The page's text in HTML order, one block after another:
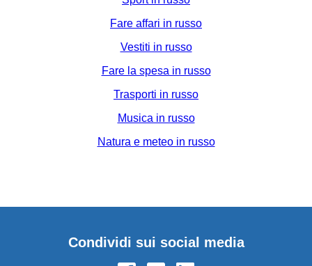
Fare affari in russo
Vestiti in russo
Fare la spesa in russo
Trasporti in russo
Musica in russo
Natura e meteo in russo
Condividi sui social media